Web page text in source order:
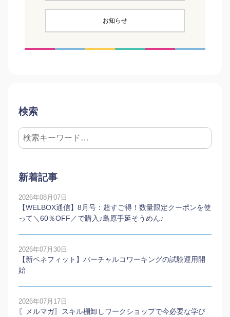
お知らせ
検索
新着記事
2026年08月07日
【WELBOX通信】8月号：超すご得！数量限定クーポンを使
って＼60％OFF／で購入♪島原手延そうめん♪
2026年07月30日
【新ベネフィット】バーチャルコワーキングの試験運用開
始
2026年07月17日
〖メルマガ〗スキル棚卸しワークショップで今必要な学び